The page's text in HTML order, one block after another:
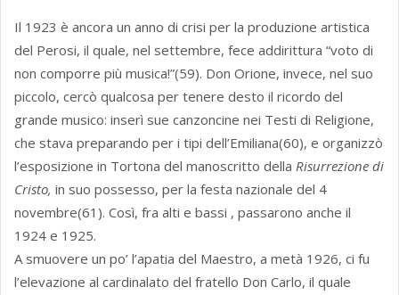
Il 1923 è ancora un anno di crisi per la produzione artistica
del Perosi, il quale, nel settembre, fece addirittura “voto di
non comporre più musica!”(59). Don Orione, invece, nel suo
piccolo, cercò qualcosa per tenere desto il ricordo del
grande musico: inserì sue canzoncine nei Testi di Religione,
che stava preparando per i tipi dell’Emiliana(60), e organizzò
l’esposizione in Tortona del manoscritto della Risurrezione di
Cristo, in suo possesso, per la festa nazionale del 4
novembre(61). Così, fra alti e bassi , passarono anche il
1924 e 1925.
A smuovere un po’ l’apatia del Maestro, a metà 1926, ci fu
l’elevazione al cardinalato del fratello Don Carlo, il quale